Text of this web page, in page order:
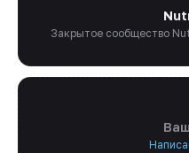
Закрытое сообщество